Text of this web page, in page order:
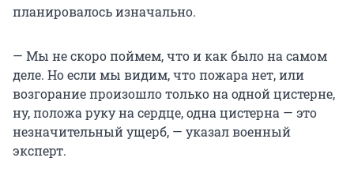
планировалось изначально.
— Мы не скоро поймем, что и как было на самом
деле. Но если мы видим, что пожара нет, или
возгорание произошло только на одной цистерне,
ну, положа руку на сердце, одна цистерна — это
незначительный ущерб, — указал военный
эксперт.